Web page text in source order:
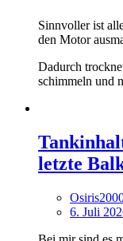
Sinnvoller ist
den Motor
Dadurch
schimmeln und
letzte
6. Juli